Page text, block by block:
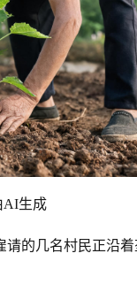
AI生成
请的几名村民正沿